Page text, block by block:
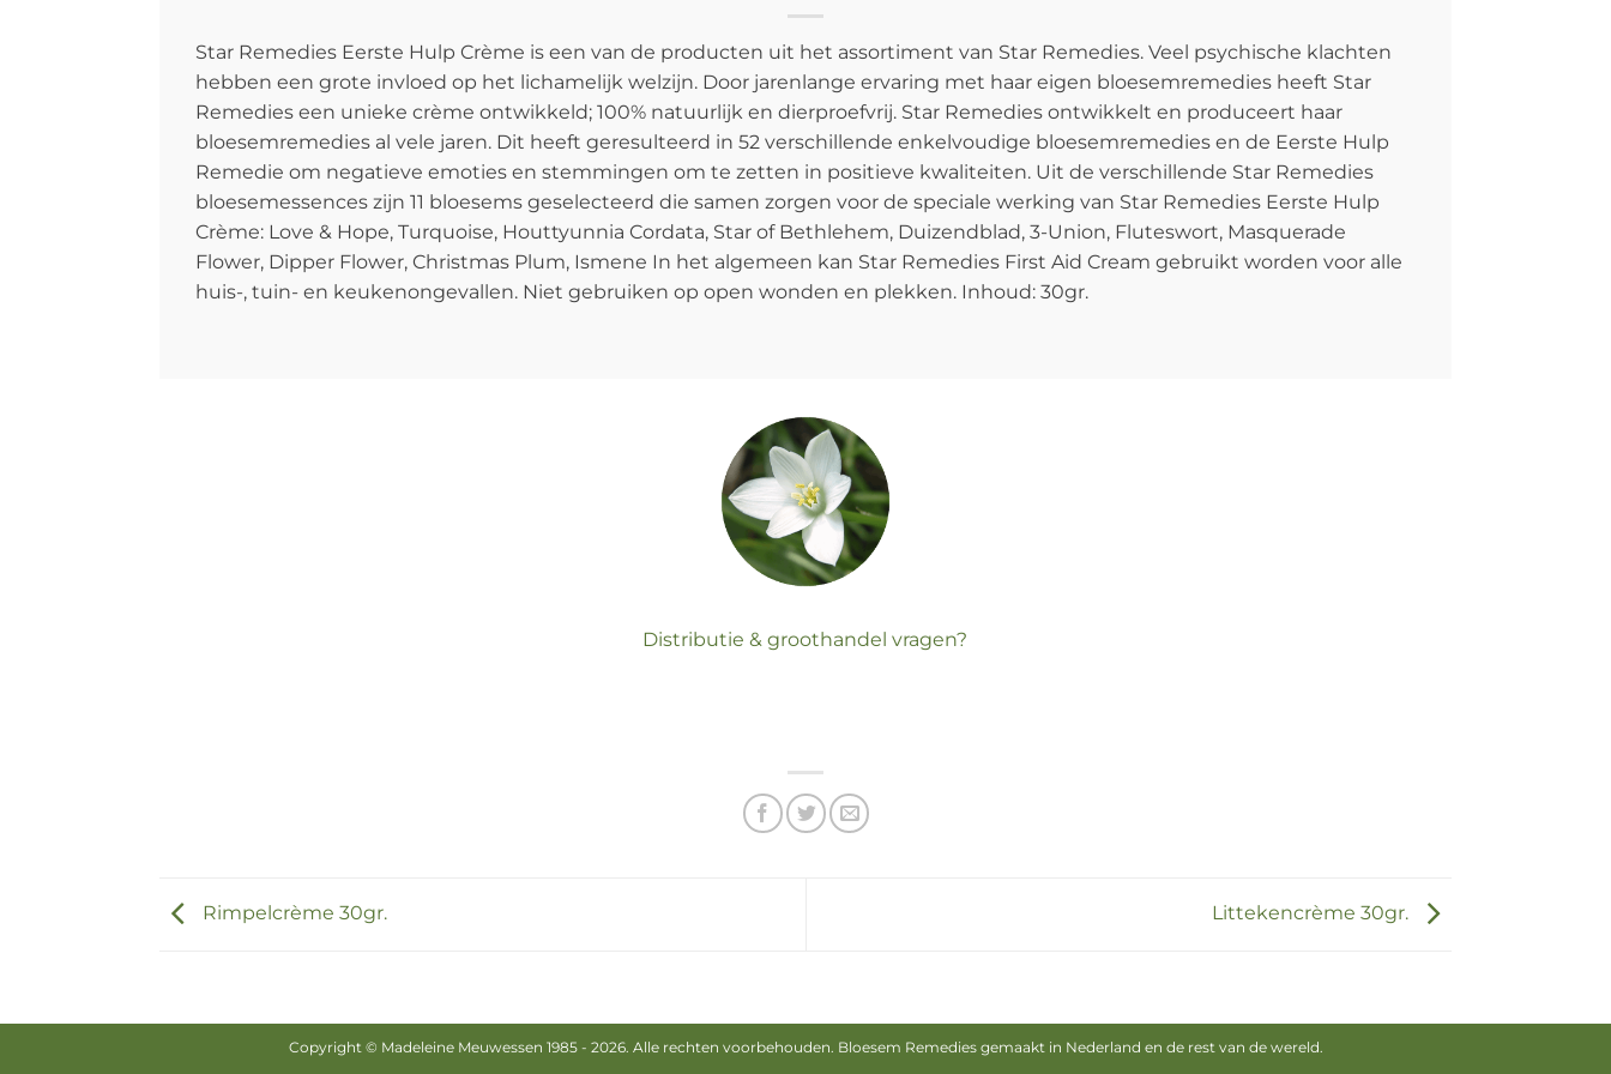
Star Remedies Eerste Hulp Crème is een van de producten uit het assortiment van Star Remedies. Veel psychische klachten
hebben een grote invloed op het lichamelijk welzijn. Door jarenlange ervaring met haar eigen bloesemremedies heeft Star
Remedies een unieke crème ontwikkeld; 100% natuurlijk en dierproefvrij. Star Remedies ontwikkelt en produceert haar
bloesemremedies al vele jaren. Dit heeft geresulteerd in 52 verschillende enkelvoudige bloesemremedies en de Eerste Hulp
Remedie om negatieve emoties en stemmingen om te zetten in positieve kwaliteiten. Uit de verschillende Star Remedies
bloesemessences zijn 11 bloesems geselecteerd die samen zorgen voor de speciale werking van Star Remedies Eerste Hulp
Crème: Love & Hope, Turquoise, Houttyunnia Cordata, Star of Bethlehem, Duizendblad, 3-Union, Fluteswort, Masquerade
Flower, Dipper Flower, Christmas Plum, Ismene In het algemeen kan Star Remedies First Aid Cream gebruikt worden voor alle
huis-, tuin- en keukenongevallen. Niet gebruiken op open wonden en plekken. Inhoud: 30gr.
Distributie & groothandel vragen?
Rimpelcrème 30gr. Littekencrème 30gr.
Copyright © Madeleine Meuwessen 1985 - 2026. Alle rechten voorbehouden. Bloesem Remedies gemaakt in Nederland en de rest van de wereld.